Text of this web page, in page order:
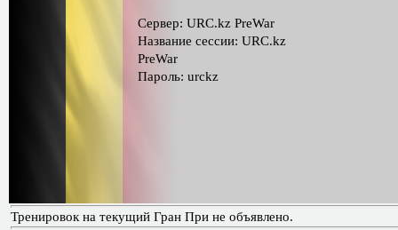
Сервер: URC.kz PreWar
Название сессии: URC.kz
PreWar
Пароль: urckz
Тренировок на текущий Гран При не объявлено.